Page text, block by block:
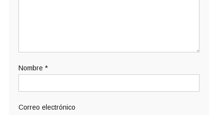
Nombre *
Correo electrónico